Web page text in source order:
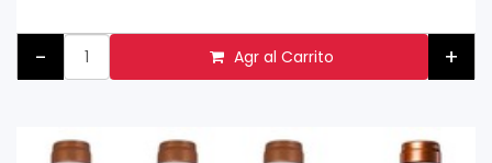
- Agr al Carrito +